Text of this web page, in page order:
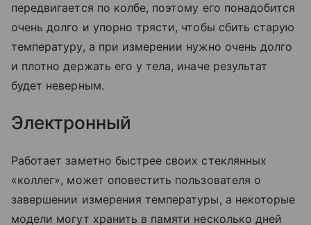
передвигается по колбе, поэтому его понадобится
очень долго и упорно трясти, чтобы сбить старую
температуру, а при измерении нужно очень долго
и плотно держать его у тела, иначе результат
будет неверным.
Электронный
Работает заметно быстрее своих стеклянных
«коллег», может оповестить пользователя о
завершении измерения температуры, а некоторые
модели могут хранить в памяти несколько дней